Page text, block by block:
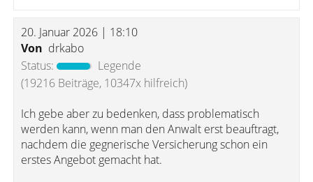
20. Januar 2026 | 18:10
Von drkabo
Status:
Legende
(19216 Beiträge, 10347x hilfreich)
Ich gebe aber zu bedenken, dass problematisch
werden kann, wenn man den Anwalt erst beauftragt,
nachdem die gegnerische Versicherung schon ein
erstes Angebot gemacht hat.